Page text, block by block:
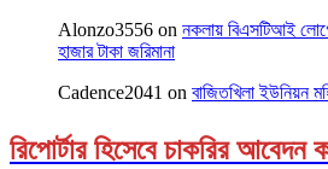
Alonzo3556 on নকলায় বিএসটিআই
হাজার টাকা জরিমানা
Cadence2041 on বাজিতখিলা ইউনিয়ন
রিপোর্টার হিসেবে চাকরির আবেদন